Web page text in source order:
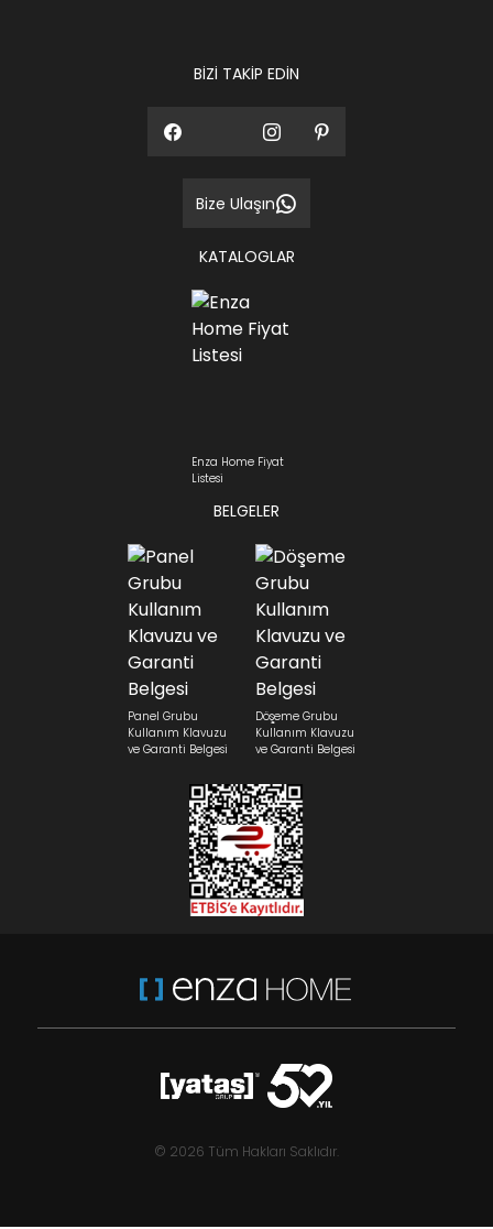
BİZİ TAKİP EDİN
Bize Ulaşın
KATALOGLAR
Enza Home Fiyat
Listesi
BELGELER
Panel Grubu
Kullanım Klavuzu
ve Garanti Belgesi
Döşeme Grubu
Kullanım Klavuzu
ve Garanti Belgesi
© 2026 Tüm Hakları Saklıdır.